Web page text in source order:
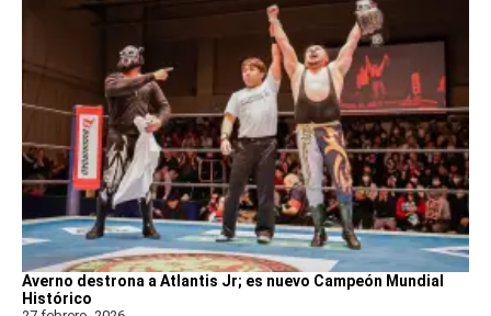
Averno destrona a Atlantis Jr; es nuevo Campeón Mundial
Histórico